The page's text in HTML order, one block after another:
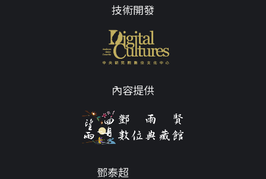
技術開發
內容提供
鄧泰超